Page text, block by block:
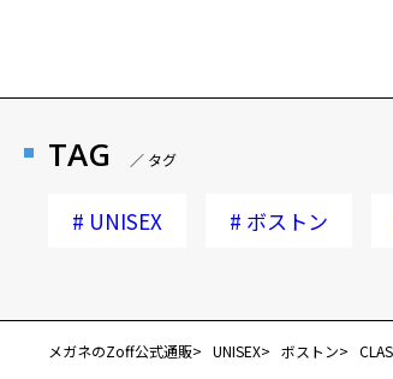
TAG ／ タグ
# UNISEX # ボストン
メガネのZoff公式通販 UNISEX ボストン